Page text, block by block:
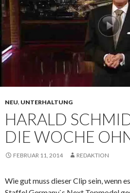
NEU, UNTERHALTUNG
HARALD
DIE WOCHE
FEBRUAR 11, 2014 REDAKTION
Wie gut muss dieser Clip sein, wenn